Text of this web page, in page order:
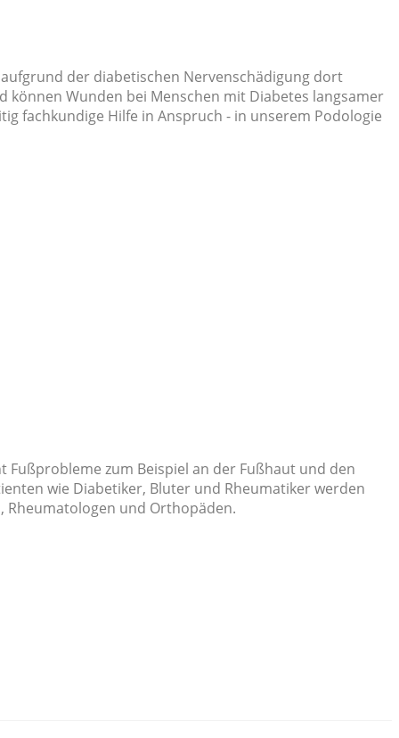
der diabetischen Nervenschädigung dort
Wunden bei Menschen mit Diabetes langsamer
fachkundige Hilfe in Anspruch - in unserem Podologie
zum Beispiel an der Fußhaut und den
wie Diabetiker, Bluter und Rheumatiker werden
Rheumatologen und Orthopäden.